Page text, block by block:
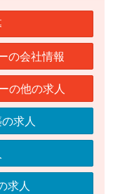
の会社情報
の他の求人
求人
求人